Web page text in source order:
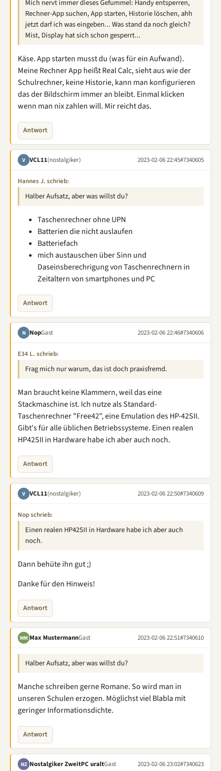
Mich nervt immer dieses Gefummel: Handy entsperren,
Rechner-App suchen, App starten, Historie löschen, ahh
jetzt darf ich was eingeben... Was stand da noch gleich?
Mist, Display hat sich schon gesperrt...
Käse. App starten musst du (was für ein Aufwand).
Meine Rechner App heißt Real Calc, sieht aus wie der
Schulrechner, keine Historie, kann man konfigurieren
das der Bildschirm immer an bleibt. Einmal klicken
wenn man nix zahlen will. Mir reicht das.
Antwort
V VCL11(nostalgiker) 2023-02-06 22:45#7340605
Hannes J. schrieb:
Halber Aufsatz, aber was willst du?
Taschenrechner ohne UPN
Batterien die nicht auslaufen
Batteriefach
mich austauschen über Sinn und
Daseinsberechrigung von Taschenrechnern in
Zeitaltern von smartphones und PC
Antwort
N NopGast 2023-02-06 22:46#7340606
E34 L. schrieb:
Frag mich nur warum, das ist doch praxisfremd.
Man braucht keine Klammern, weil das eine
Stackmaschine ist. Ich nutze als Standard-
Taschenrechner "Free42", eine Emulation des HP-42SII.
Gibt's für alle üblichen Betriebssysteme. Einen realen
HP42SII in Hardware habe ich aber auch noch.
Antwort
V VCL11(nostalgiker) 2023-02-06 22:50#7340609
Nop schrieb:
Einen realen HP42SII in Hardware habe ich aber auch
noch.
Dann behüte ihn gut ;)
Danke für den Hinweis!
Antwort
MM Max MustermannGast 2023-02-06 22:51#7340610
Halber Aufsatz, aber was willst du?
Manche schreiben gerne Romane. So wird man in
unseren Schulen erzogen. Möglichst viel Blabla mit
geringer Informationsdichte.
Antwort
NZ Nostalgiker ZweitPC uraltGast 2023-02-06 23:02#7340623